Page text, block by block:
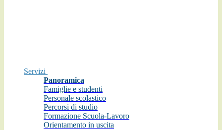
Servizi
Panoramica
Famiglie e studenti
Personale scolastico
Percorsi di studio
Formazione Scuola-Lavoro
Orientamento in uscita